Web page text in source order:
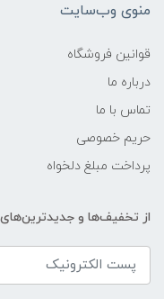
منوی وب‌سایت
قوانین فروشگاه
درباره ما
تماس با ما
حریم خصوصی
پرداخت مبلغ دلخواه
از تخفیف‌ها و